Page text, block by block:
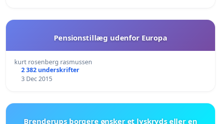
Pensionstillæg udenfor Europa
kurt rosenberg rasmussen
2 382 underskrifter
3 Dec 2015
Brenderups borgere ønsker et lyskryds eller en